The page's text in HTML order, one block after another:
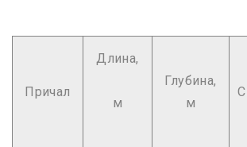
Причал
Длина,
м
Глубина,
м